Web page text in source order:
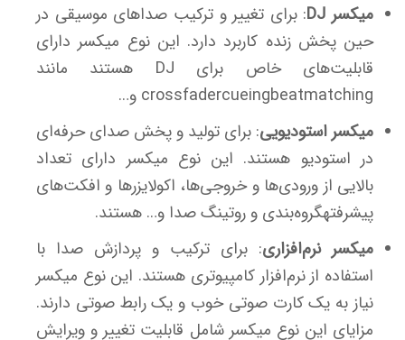
میکسر DJ
: برای تغییر و ترکیب صداهای موسیقی در
حین پخش زنده کاربرد دارد. این نوع میکسر دارای
قابلیت‌های خاص برای DJ هستند مانند
crossfadercueingbeatmatching و…
میکسر استودیویی: برای تولید و پخش صدای حرفه‌ای
در استوديو هستند. این نوع ميكسر دارای تعداد
بالایی از ورودی‌ها و خروجی‌ها، اکولایزرها و افکت‌های
پیشرفتهگروه‌بندی و روتینگ صدا و… هستند.
میکسر نرم‌افزاری: برای ترکیب و پردازش صدا با
استفاده از نرم‌افزار کامپیوتری هستند. این نوع میکسر
نیاز به یک کارت صوتی خوب و یک رابط صوتی دارند.
مزایای این نوع میکسر شامل قابلیت تغییر و ویرایش